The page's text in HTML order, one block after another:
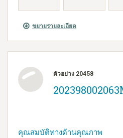
ขยายรายละเอียด
ตัวอย่าง 20458
คุณสมบัติทางด้านคุณภาพ